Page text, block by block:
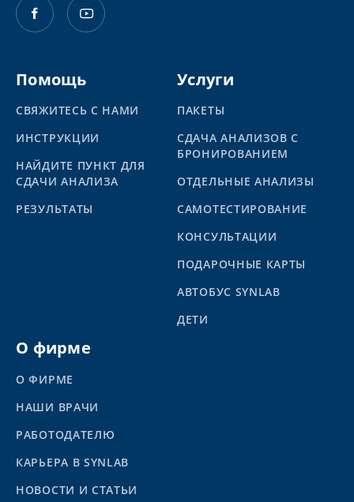
Помощь
СВЯЖИТЕСЬ С НАМИ
ИНСТРУКЦИИ
НАЙДИТЕ ПУНКТ ДЛЯ
СДАЧИ АНАЛИЗА
PЕЗУЛЬТАТЫ
Услуги
ПАКЕТЫ
СДАЧА АНАЛИЗОВ С
БРОНИРОВАНИЕМ
ОТДЕЛЬНЫЕ АНАЛИЗЫ
САМОТЕСТИРОВАНИЕ
КОНСУЛЬТАЦИИ
ПОДАРОЧНЫЕ КАРТЫ
АВТОБУС SYNLAB
ДЕТИ
О фирме
О ФИРМЕ
НАШИ ВРАЧИ
РАБОТОДАТЕЛЮ
КАРЬЕРА В SYNLAB
НОВОСТИ И СТАТЬИ